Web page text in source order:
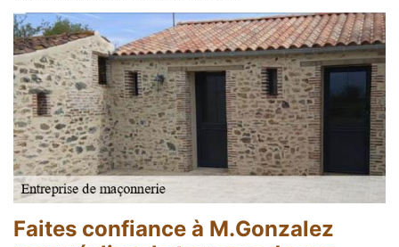
Faites confiance à M.Gonzalez